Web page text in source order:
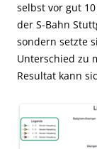
selbst vor gut
der S-Bahn
sondern setzte
Unterschied zu
Resultat kann